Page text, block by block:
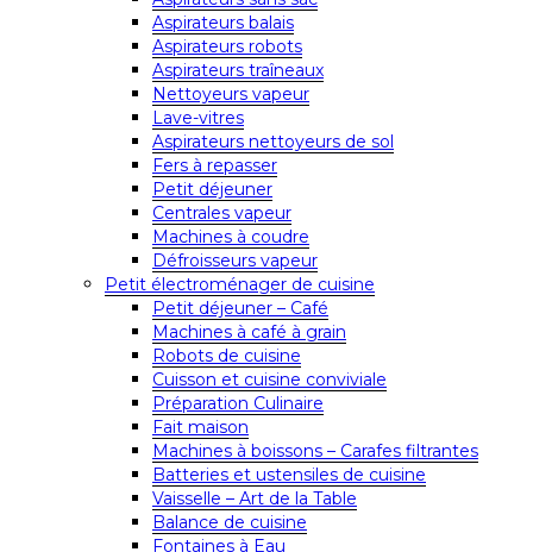
Aspirateurs balais
Aspirateurs robots
Aspirateurs traîneaux
Nettoyeurs vapeur
Lave-vitres
Aspirateurs nettoyeurs de sol
Fers à repasser
Petit déjeuner
Centrales vapeur
Machines à coudre
Défroisseurs vapeur
Petit électroménager de cuisine
Petit déjeuner – Café
Machines à café à grain
Robots de cuisine
Cuisson et cuisine conviviale
Préparation Culinaire
Fait maison
Machines à boissons – Carafes filtrantes
Batteries et ustensiles de cuisine
Vaisselle – Art de la Table
Balance de cuisine
Fontaines à Eau